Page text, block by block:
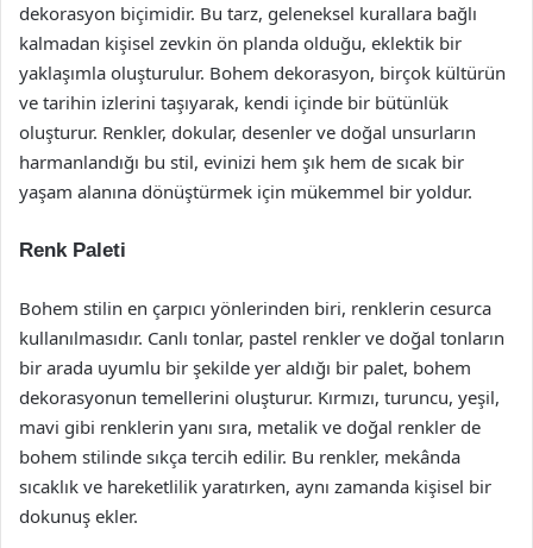
dekorasyon biçimidir. Bu tarz, geleneksel kurallara bağlı
kalmadan kişisel zevkin ön planda olduğu, eklektik bir
yaklaşımla oluşturulur. Bohem dekorasyon, birçok kültürün
ve tarihin izlerini taşıyarak, kendi içinde bir bütünlük
oluşturur. Renkler, dokular, desenler ve doğal unsurların
harmanlandığı bu stil, evinizi hem şık hem de sıcak bir
yaşam alanına dönüştürmek için mükemmel bir yoldur.
Renk Paleti
Bohem stilin en çarpıcı yönlerinden biri, renklerin cesurca
kullanılmasıdır. Canlı tonlar, pastel renkler ve doğal tonların
bir arada uyumlu bir şekilde yer aldığı bir palet, bohem
dekorasyonun temellerini oluşturur. Kırmızı, turuncu, yeşil,
mavi gibi renklerin yanı sıra, metalik ve doğal renkler de
bohem stilinde sıkça tercih edilir. Bu renkler, mekânda
sıcaklık ve hareketlilik yaratırken, aynı zamanda kişisel bir
dokunuş ekler.